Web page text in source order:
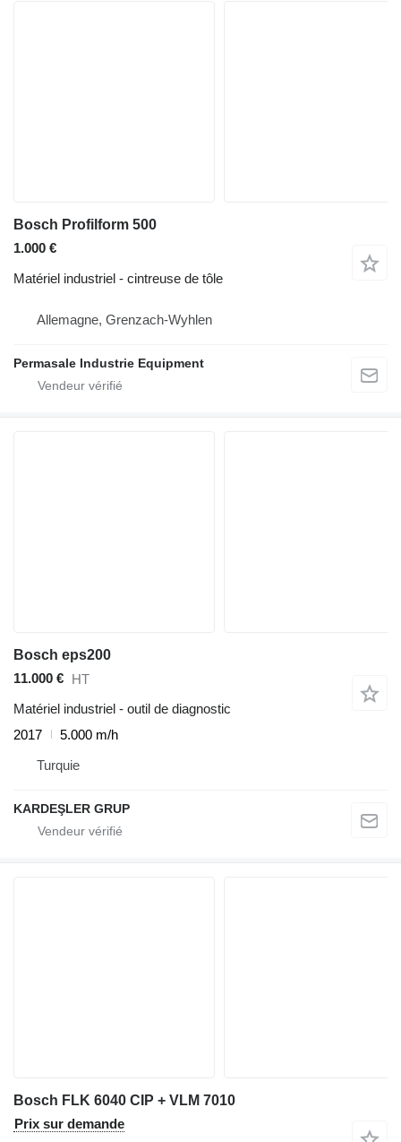
Bosch Profilform 500
1.000 €
Matériel industriel - cintreuse de tôle
Allemagne, Grenzach-Wyhlen
Permasale Industrie Equipment
Bosch eps200
11.000 €
HT
Matériel industriel - outil de diagnostic
2017
5.000 m/h
Turquie
KARDEŞLER GRUP
Bosch FLK 6040 CIP + VLM 7010
Prix sur demande